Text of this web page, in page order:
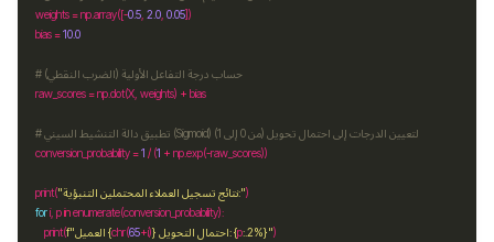
weights = nparray([-0.5 2.0 0.05
bias =10.0
# حساب درجة التفاعل الأولية (الضرب النقطي)
raw_scores = npdot(X, weights) +
# تطبيق دالة التنشيط السيني (Sigmoid) لتعيين الدرجات إلى احتمال تحويل (من 0 إلى 1)
conversion_probability =1 / (1 + npexp(-
print( "نتائج تسجيل العملاء المحتملين التنبؤية:"
for i, p in
    print(
f {chr(65+i)} احتمال التحويل: {p:.2%}"